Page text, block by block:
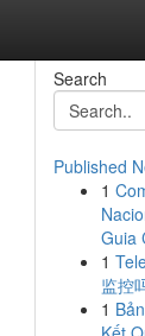
Search
Published
1
Guia
1
监控
1